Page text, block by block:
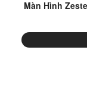
Màn Hình